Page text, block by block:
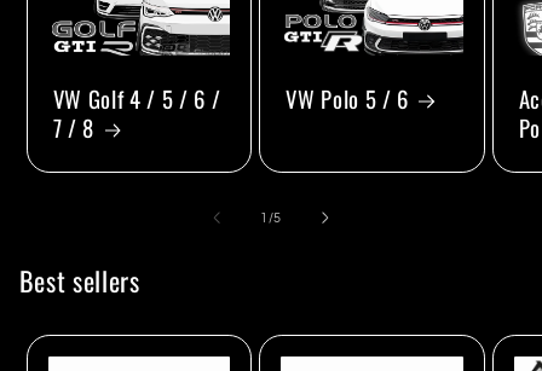
VW Golf 4 / 5 / 6 /
7 / 8
VW Polo 5 / 6
1 /de
5
Best sellers